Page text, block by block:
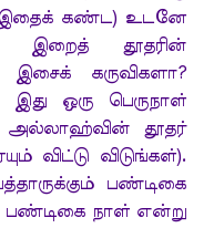
(இதைக் கண்ட) உடனே
இறைத் தூதரின்
கருவிகளா?
இது ஒரு பெருநாள்
அல்லாஹ்வின் தூதர்
விட்டு விடுங்கள்).
பண்டிகை
பண்டிகை நாள் என்று